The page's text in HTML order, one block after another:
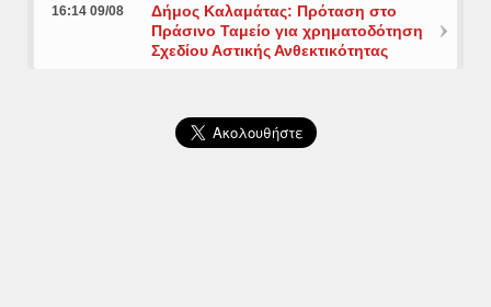
16:14 09/08
Δήμος Καλαμάτας: Πρόταση στο
Πράσινο Ταμείο για χρηματοδότηση
Σχεδίου Αστικής Ανθεκτικότητας